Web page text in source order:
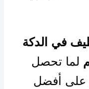
في الدكة
لما تحصل
على أفضل